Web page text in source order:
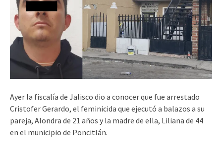
Ayer la fiscalía de Jalisco dio a conocer que fue arrestado
Cristofer Gerardo, el feminicida que ejecutó a balazos a su
pareja, Alondra de 21 años y la madre de ella, Liliana de 44
en el municipio de Poncitlán.